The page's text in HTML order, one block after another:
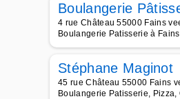
Boulangerie
4 rue Château 55000 Fains
Boulangerie Patisserie à Fains
Stéphane Maginot
45 rue Château 55000 Fains
Boulangerie Patisserie, Pizza,